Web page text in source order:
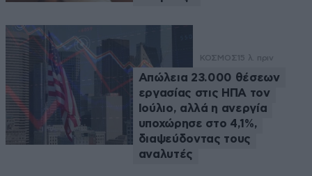
ΚΟΣΜΟΣ 15 λ. πριν
Απώλεια 23.000 θέσεων
εργασίας στις ΗΠΑ τον
Ιούλιο, αλλά η ανεργία
υποχώρησε στο 4,1%,
διαψεύδοντας τους
αναλυτές